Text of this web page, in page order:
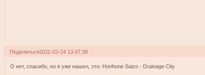
Поделиться2011-03-24 13:47:38
О нет, спасибо, но я уже нашел, это: Horihone Saizo - Drainage City